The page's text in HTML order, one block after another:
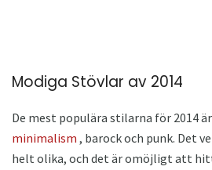
Modiga Stövlar av 2014
De mest populära stilarna för 2014
minimalism , barock och punk. Det
helt olika, och det är omöjligt att